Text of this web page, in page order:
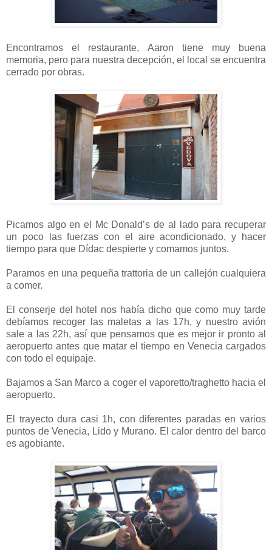
Encontramos el restaurante, Aaron tiene muy buena
memoria, pero para nuestra decepción, el local se encuentra
cerrado por obras.
Picamos algo en el Mc Donald’s de al lado para recuperar
un poco las fuerzas con el aire acondicionado, y hacer
tiempo para que Dídac despierte y comamos juntos.
Paramos en una pequeña trattoria de un callejón cualquiera
a comer.
El conserje del hotel nos había dicho que como muy tarde
debíamos recoger las maletas a las 17h, y nuestro avión
sale a las 22h, así que pensamos que es mejor ir pronto al
aeropuerto antes que matar el tiempo en Venecia cargados
con todo el equipaje.
Bajamos a San Marco a coger el vaporetto/traghetto hacia el
aeropuerto.
El trayecto dura casi 1h, con diferentes paradas en varios
puntos de Venecia, Lido y Murano. El calor dentro del barco
es agobiante.